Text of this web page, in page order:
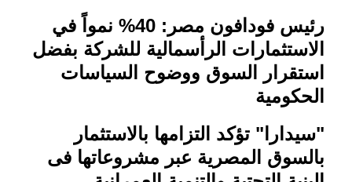
رئيس فودافون مصر: 40% نمواً في
الاستثمارات الرأسمالية للشركة بفضل
استقرار السوق ووضوح السياسات
الحكومية
"سيدارا" تؤكد التزامها بالاستثمار
بالسوق المصرية عبر مشروعاتها فى